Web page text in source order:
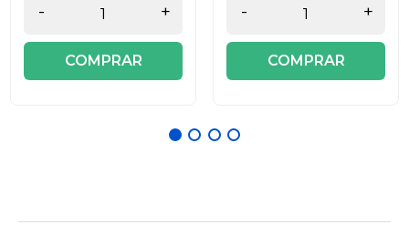
- +
COMPRAR
- +
COMPRAR